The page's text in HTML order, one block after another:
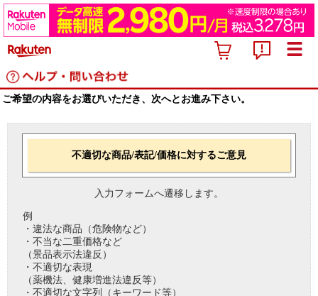
ご希望の内容をお選びいただき、次へとお進み下さい。
不適切な商品/表記/価格に対するご意見
入力フォームへ遷移します。
例
・違法な商品（危険物など）
・不当な二重価格など
（景品表示法違反）
・不適切な表現
（薬機法、健康増進法違反等）
・不適切な文字列（キーワード等）